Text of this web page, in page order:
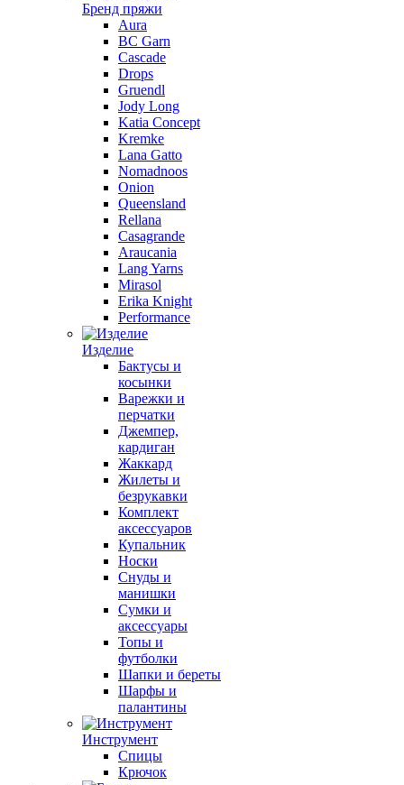
Бренд пряжи
Aura
BC Garn
Cascade
Drops
Gruendl
Jody Long
Katia Concept
Kremke
Lana Gatto
Nomadnoos
Onion
Queensland
Rellana
Casagrande
Araucania
Lang Yarns
Mirasol
Erika Knight
Performance
Изделие
Бактусы и
косынки
Варежки и
перчатки
Джемпер,
кардиган
Жаккард
Жилеты и
безрукавки
Комплект
аксессуаров
Купальник
Носки
Снуды и
манишки
Сумки и
аксессуары
Топы и
футболки
Шапки и береты
Шарфы и
палантины
Инструмент
Спицы
Крючок